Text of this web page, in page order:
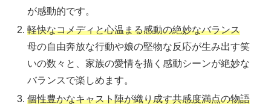
が感動的です。
軽快なコメディと心温まる感動の絶妙なバランス
母の自由奔放な行動や娘の堅物な反応が生み出す笑
いの数々と、家族の愛情を描く感動シーンが絶妙な
バランスで楽しめます。
個性豊かなキャスト陣が織り成す共感度満点の物語